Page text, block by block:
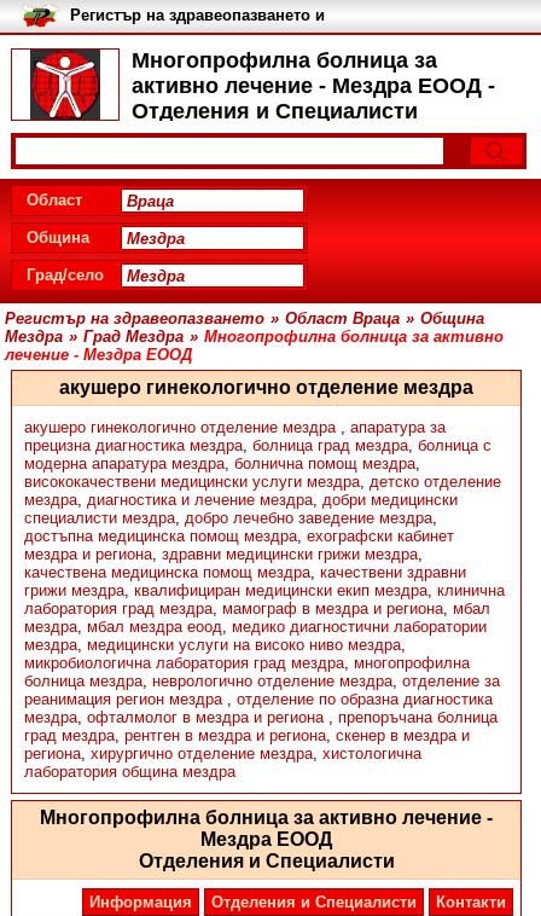
Многопрофилна болница за
активно лечение - Мездра ЕООД -
Отделения и Специалисти
Регистър на здравеопазването и
медицинските заведения в
България
Област
Община
Град/село
Регистър на здравеопазването » Област Враца » Община
Мездра » Град Мездра » Многопрофилна болница за активно
лечение - Мездра ЕООД
акушеро гинекологично отделение мездра
акушеро гинекологично отделение мездра , апаратура за
прецизна диагностика мездра, болница град мездра, болница с
модерна апаратура мездра, болнична помощ мездра,
висококачествени медицински услуги мездра, детско отделение
мездра, диагностика и лечение мездра, добри медицински
специалисти мездра, добро лечебно заведение мездра,
достъпна медицинска помощ мездра, ехографски кабинет
мездра и региона, здравни медицински грижи мездра,
качествена медицинска помощ мездра, качествени здравни
грижи мездра, квалифициран медицински екип мездра, клинична
лаборатория град мездра, мамограф в мездра и региона, мбал
мездра, мбал мездра еоод, медико диагностични лаборатории
мездра, медицински услуги на високо ниво мездра,
микробиологична лаборатория град мездра, многопрофилна
болница мездра, неврологично отделение мездра, отделение за
реанимация регион мездра , отделение по образна диагностика
мездра, офталмолог в мездра и региона , препоръчана болница
град мездра, рентген в мездра и региона, скенер в мездра и
региона, хирургично отделение мездра, хистологична
лаборатория община мездра
Многопрофилна болница за активно лечение -
Мездра ЕООД
Отделения и Специалисти
Информация Отделения и Специалисти Контакти